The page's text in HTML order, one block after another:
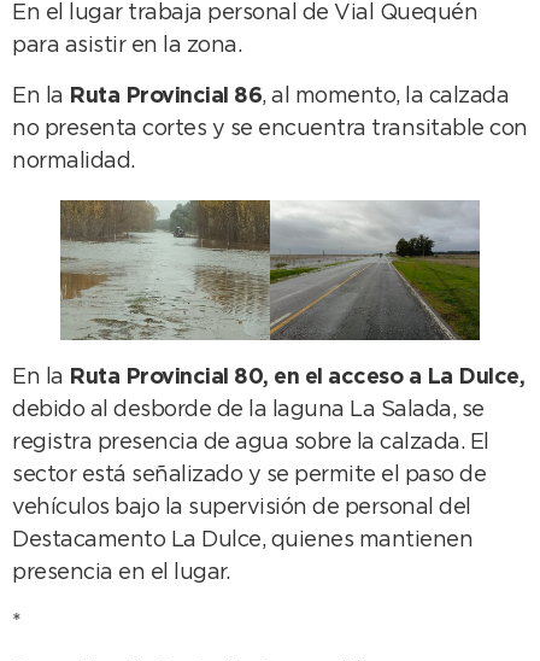
En el lugar trabaja personal de Vial Quequén
para asistir en la zona.
En la Ruta Provincial 86, al momento, la calzada
no presenta cortes y se encuentra transitable con
normalidad.
En la
Ruta Provincial 80, en el acceso a La Dulce,
debido al desborde de la laguna La Salada, se
registra presencia de agua sobre la calzada. El
sector está señalizado y se permite el paso de
vehículos bajo la supervisión de personal del
Destacamento La Dulce, quienes mantienen
presencia en el lugar.
*